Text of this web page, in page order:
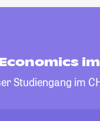
Studiengang im